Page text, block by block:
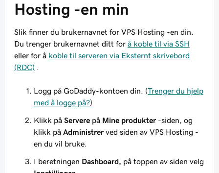
Hosting -en min
Slik finner du brukernavnet for VPS Hosting -en din.
Du trenger brukernavnet ditt for å koble til via SSH
eller for å koble til serveren via Eksternt skrivebord
(RDC)
Logg på GoDaddy-kontoen din. (Trenger du hjelp
med å logge på?)
Klikk på Servere på Mine produkter -siden, og
klikk på Administrer ved siden av VPS Hosting -
en du vil bruke.
I beretningen Dashboard, på toppen av siden velg